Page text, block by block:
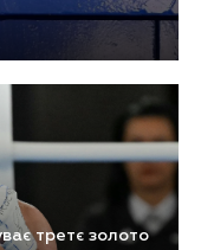
третє золото